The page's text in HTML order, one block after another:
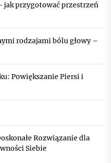
jak przygotować przestrzeń
rodzajami bólu głowy –
Powiększanie Piersi i
Rozwiązanie dla
Siebie